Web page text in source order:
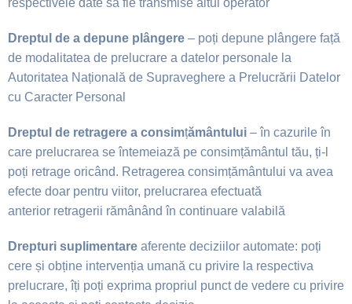
respectivele date să fie transmise altui operator
Dreptul de a depune plângere – poți depune plângere față
de modalitatea de prelucrare a datelor personale la
Autoritatea Națională de Supraveghere a Prelucrării Datelor
cu Caracter Personal
Dreptul de retragere a consimțământului – în cazurile în
care prelucrarea seîntemeiază pe consimțământul tău, ți‑l
poți retrage oricând. Retragerea consimțământului va avea
efecte doar pentru viitor, prelucrarea efectuată
anterior retragerii rămânând în continuare valabilă
Drepturi suplimentare aferente deciziilor automate: poți
cere și obține intervenția umană cu privire la respectiva
prelucrare, îți poți exprima propriul punct de vedere cu privire